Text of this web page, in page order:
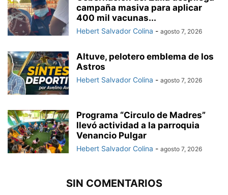
campaña masiva para aplicar
400 mil vacunas...
Hebert Salvador Colina - agosto 7, 2026
Altuve, pelotero emblema de los
Astros
Hebert Salvador Colina - agosto 7, 2026
Programa “Circulo de Madres”
llevó actividad a la parroquia
Venancio Pulgar
Hebert Salvador Colina - agosto 7, 2026
SIN COMENTARIOS